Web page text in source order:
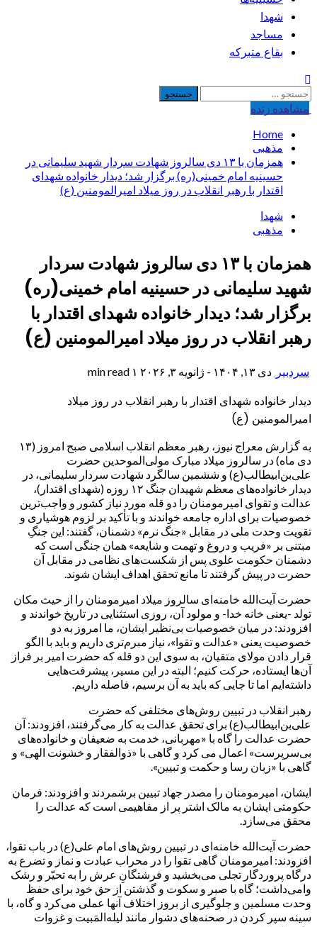
شهدا
مساجد
بقاع متبرکه
جستجو
برای:
مشاهده‌ زنده
Home
مذهبی
همزمان با ۱۳ دی سالروز شهادت سردار شهید سلیمانی در
حسینیه امام خمینی(ره) برگزار شد؛ دیدار خانواده شهدای
اقتدار با رهبر انقلاب در روز میلاد امیرالمومنین (ع)
شهدا
مذهبی
همزمان با ۱۳ دی سالروز شهادت سردار
شهید سلیمانی در حسینیه امام خمینی(ره)
برگزار شد؛ دیدار خانواده شهدای اقتدار با
رهبر انقلاب در روز میلاد امیرالمومنین (ع)
سردبیر دی ۱۳, ۱۴۰۴ - ژانویه ۳, ۲۰۲۶ ۱ min read
دیدار خانواده شهدای اقتدار با رهبر انقلاب در روز میلاد
امیرالمومنین (ع)
به گزارش معراج نیوز، رهبر معظم انقلاب اسلامی صبح امروز (۱۳
دی ماه) در سالروز میلاد مبارک مولی‌الموحدین حضرت
علی‌بن‌ابیطالب(ع) و ششمین سالگرد شهادت سردار سلیمانی، در
دیدار خانواده‌های معظم شهیدان جنگ ۱۲ روزه (شهدای اقتدار)،
عدالت و تقوای امیرمومنان را دو قله مورد نیاز کشور و واجب‌ترین
خصوصیات برای اداره جامعه خواندند و با تأکید بر لزوم هوشیاری و
تقویت وحدت ملی در مقابل «جنگ نرم» دشمنان، گفتند: این جنگِ
مبتنی بر «فریب و دروغ و تهمت و شایعه» همان جنگی است که
دشمنان حکومت علوی پس از شکست‌های نظامی در مقابل آن
حضرت در پیش گرفتند تا مانع تحقق اهداف ایشان شوند.
حضرت آیت‌الله خامنه‌ای سالروز میلاد امیرمومنان را از حیث مکان
تولد -یعنی خانه خدا- و مولود آن، روزی استثنایی در تاریخ خواندند و
افزودند: در میان خصوصیات بی‌نظیر ایشان، ما امروز به دو
خصوصیت یعنی «عدالت و تقوا»، نیاز مبرم‌تری داریم و باید با الگو
قرار دادن مولای متقیان، به سوی این دو قله که حضرت امیر بر فراز
آن‌ها ایستاده، حرکت کنیم؛ البته در این مسیر، پیشرفت‌هایی
داشته‌ایم اما تا جایی که باید به آن برسیم، فاصله داریم.
رهبر انقلاب در تبیین روش‌های مختلفی که حضرت
علی‌بن‌ابیطالب(ع) برای تحقق عدالت به کار می‌گرفتند، افزودند: آن
حضرت عدالت را گاه با «مهربانی، خدمت به ضعیفان و خانواده‌های
بی‌سرپرست» اعمال می کرد و گاهی با «ذوالفقار و خشونت الهی» و
گاهی با «زبان رسا و حکمت و تبیین».
ایشان، امیرمومنان را مصدر جهاد تبیین برشمردند و افزودند: فرمان
حکومتی ایشان به مالک اشتر پر از مفاهیمی است که عدالت را
محقق می‌سازد.
حضرت آیت‌الله خامنه‌ای در تبیین روش‌های امام علی(ع) در باب تقوا،
افزودند: امیرمومنان گاهی تقوا را در محراب عبادت و نماز و تضرع به
درگاه پروردگار تجلی می‌بخشید و فرشتگانِ عرش را به تحیّر و رشک
وامی‌داشت؛ گاه با صبر و سکوت و گذشتن از حق خود برای حفظ
وحدت مسلمین و جلوگیری از بروز اختلاف آنها عملی می‌کرد و گاه، با
سینه سپر کردن در صحنه‌‌های دشوار مانند لیله‌المَبیت و غزوات